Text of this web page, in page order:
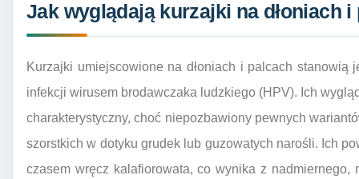
Jak wyglądają kurzajki na dłoniach i
Kurzajki umiejscowione na dłoniach i palcach stanowią
infekcji wirusem brodawczaka ludzkiego (HPV). Ich
charakterystyczny, choć niepozbawiony pewnych
szorstkich w dotyku grudek lub guzowatych narośli. Ich
czasem wręcz kalafiorowata, co wynika z nadmiernego,